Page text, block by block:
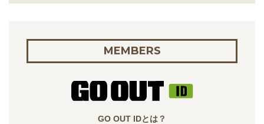
MEMBERS
GO OUT IDとは？